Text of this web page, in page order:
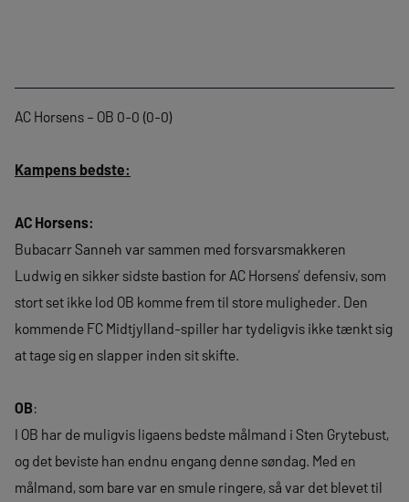
AC Horsens – OB 0-0 (0-0)
Kampens bedste:
AC Horsens:
Bubacarr Sanneh var sammen med forsvarsmakkeren
Ludwig en sikker sidste bastion for AC Horsens’ defensiv, som
stort set ikke lod OB komme frem til store muligheder. Den
kommende FC Midtjylland-spiller har tydeligvis ikke tænkt sig
at tage sig en slapper inden sit skifte.
OB:
I OB har de muligvis ligaens bedste målmand i Sten Grytebust,
og det beviste han endnu engang denne søndag. Med en
målmand, som bare var en smule ringere, så var det blevet til